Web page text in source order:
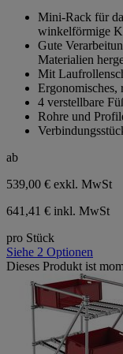
Sternen.
Mini-Rack für
winkelförmige
Gute
Materialien
Mit
Ergonomisches,
4 verstellbare
Rohre und
ab
539,00 € exkl. MwSt
641,41 € inkl. MwSt
pro Stück
Siehe 2 Optionen
Dieses Produkt ist